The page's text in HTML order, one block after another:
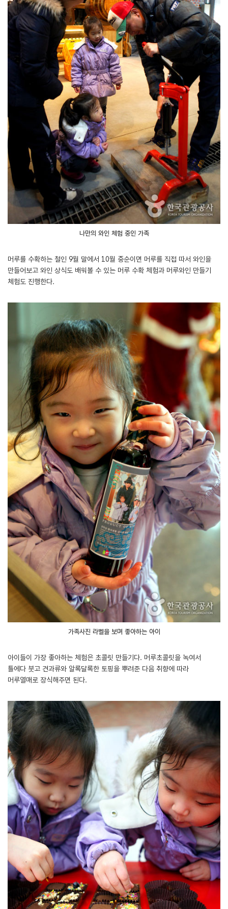
나만의 와인 체험 중인 가족
머루를 수확하는 철인 9월 말에서 10월 중순이면 머루를 직접 따서 와인을
만들어보고 와인 상식도 배워볼 수 있는 머루 수확 체험과 머루와인 만들기
체험도 진행한다.
가족사진 라벨을 보며 좋아하는 아이
아이들이 가장 좋아하는 체험은 초콜릿 만들기다. 머루초콜릿을 녹여서
틀에다 붓고 견과류와 알록달록한 토핑을 뿌려준 다음 취향에 따라
머루열매로 장식해주면 된다.